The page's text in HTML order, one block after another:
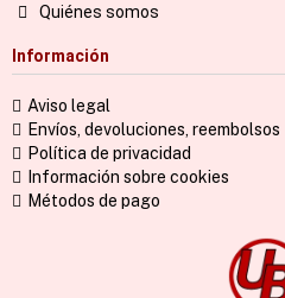
Quiénes somos
Información
Aviso legal
Envíos, devoluciones, reembolsos
Política de privacidad
Información sobre cookies
Métodos de pago